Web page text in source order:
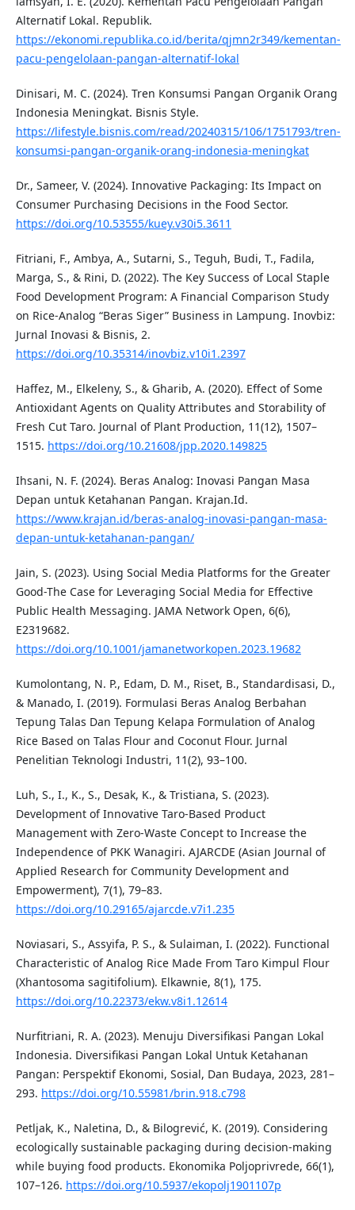
Alternatif Lokal. Republik.
https://ekonomi.republika.co.id/berita/qjmn2r349/kementan-
pacu-pengelolaan-pangan-alternatif-lokal
Dinisari, M. C. (2024). Tren Konsumsi Pangan Organik Orang
Indonesia Meningkat. Bisnis Style.
https://lifestyle.bisnis.com/read/20240315/106/1751793/tren-
konsumsi-pangan-organik-orang-indonesia-meningkat
Dr., Sameer, V. (2024). Innovative Packaging: Its Impact on
Consumer Purchasing Decisions in the Food Sector.
https://doi.org/10.53555/kuey.v30i5.3611
Fitriani, F., Ambya, A., Sutarni, S., Teguh, Budi, T., Fadila,
Marga, S., & Rini, D. (2022). The Key Success of Local Staple
Food Development Program: A Financial Comparison Study
on Rice-Analog “Beras Siger” Business in Lampung. Inovbiz:
Jurnal Inovasi & Bisnis, 2.
https://doi.org/10.35314/inovbiz.v10i1.2397
Haffez, M., Elkeleny, S., & Gharib, A. (2020). Effect of Some
Antioxidant Agents on Quality Attributes and Storability of
Fresh Cut Taro. Journal of Plant Production, 11(12), 1507–
1515. https://doi.org/10.21608/jpp.2020.149825
Ihsani, N. F. (2024). Beras Analog: Inovasi Pangan Masa
Depan untuk Ketahanan Pangan. Krajan.Id.
https://www.krajan.id/beras-analog-inovasi-pangan-masa-
depan-untuk-ketahanan-pangan/
Jain, S. (2023). Using Social Media Platforms for the Greater
Good-The Case for Leveraging Social Media for Effective
Public Health Messaging. JAMA Network Open, 6(6),
E2319682.
https://doi.org/10.1001/jamanetworkopen.2023.19682
Kumolontang, N. P., Edam, D. M., Riset, B., Standardisasi, D.,
& Manado, I. (2019). Formulasi Beras Analog Berbahan
Tepung Talas Dan Tepung Kelapa Formulation of Analog
Rice Based on Talas Flour and Coconut Flour. Jurnal
Penelitian Teknologi Industri, 11(2), 93–100.
Luh, S., I., K., S., Desak, K., & Tristiana, S. (2023).
Development of Innovative Taro-Based Product
Management with Zero-Waste Concept to Increase the
Independence of PKK Wanagiri. AJARCDE (Asian Journal of
Applied Research for Community Development and
Empowerment), 7(1), 79–83.
https://doi.org/10.29165/ajarcde.v7i1.235
Noviasari, S., Assyifa, P. S., & Sulaiman, I. (2022). Functional
Characteristic of Analog Rice Made From Taro Kimpul Flour
(Xhantosoma sagitifolium). Elkawnie, 8(1), 175.
https://doi.org/10.22373/ekw.v8i1.12614
Nurfitriani, R. A. (2023). Menuju Diversifikasi Pangan Lokal
Indonesia. Diversifikasi Pangan Lokal Untuk Ketahanan
Pangan: Perspektif Ekonomi, Sosial, Dan Budaya, 2023, 281–
293. https://doi.org/10.55981/brin.918.c798
Petljak, K., Naletina, D., & Bilogrević, K. (2019). Considering
ecologically sustainable packaging during decision-making
while buying food products. Ekonomika Poljoprivrede, 66(1),
107–126. https://doi.org/10.5937/ekopolj1901107p